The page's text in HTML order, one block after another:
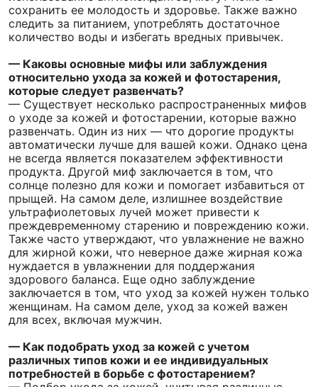
сохранить ее молодость и здоровье. Также важно
следить за питанием, употреблять достаточное
количество воды и избегать вредных привычек.
— Каковы основные мифы или заблуждения
относительно ухода за кожей и фотостарения,
которые следует развенчать?
— Существует несколько распространенных мифов
о уходе за кожей и фотостарении, которые важно
развенчать. Один из них — что дорогие продукты
автоматически лучше для вашей кожи. Однако цена
не всегда является показателем эффективности
продукта. Другой миф заключается в том, что
солнце полезно для кожи и помогает избавиться от
прыщей. На самом деле, излишнее воздействие
ультрафиолетовых лучей может привести к
преждевременному старению и повреждению кожи.
Также часто утверждают, что увлажнение не важно
для жирной кожи, что неверное даже жирная кожа
нуждается в увлажнении для поддержания
здорового баланса. Еще одно заблуждение
заключается в том, что уход за кожей нужен только
женщинам. На самом деле, уход за кожей важен
для всех, включая мужчин.
— Как подобрать уход за кожей с учетом
различных типов кожи и ее индивидуальных
потребностей в борьбе с фотостарением?